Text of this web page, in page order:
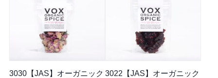
3030【JAS】オーガニック 3022【JAS】オーガニック